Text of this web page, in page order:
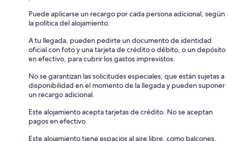
Puede aplicarse un recargo por cada persona adicional, según
la política del alojamiento.
A tu llegada, pueden pedirte un documento de identidad
oficial con foto y una tarjeta de crédito o débito, o un depósito
en efectivo, para cubrir los gastos imprevistos.
No se garantizan las solicitudes especiales, que están sujetas a
disponibilidad en el momento de la llegada y pueden suponer
un recargo adicional.
Este alojamiento acepta tarjetas de crédito. No se aceptan
pagos en efectivo.
Este alojamiento tiene espacios al aire libre, como balcones,